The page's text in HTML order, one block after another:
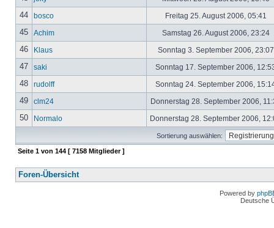
44 bosco Freitag 25. August 2006, 05:41
45 Achim Samstag 26. August 2006, 23:24
46 Klaus Sonntag 3. September 2006,
47 saki Sonntag 17. September 2006,
48 rudolff Sonntag 24. September 2006,
49 clm24 Donnerstag 28. September 2006,
50 Normalo Donnerstag 28. September 2006,
Sortierung auswählen:
Seite 1 von 144 [ 7158 Mitglieder ]
Foren-Übersicht
Powered by
Deutsche